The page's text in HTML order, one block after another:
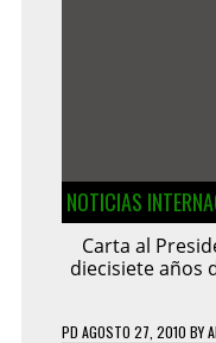
NOTICIAS
Carta al
diecisiete años
PD AGOSTO 27, 2010 BY